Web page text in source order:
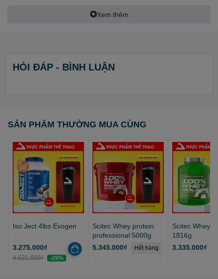
Có thể tăng giảm lượng bột và lượng nước tuỳ khẩu vị mỗi người.
Lưu ý:
Ăn Uống Đầy Đủ và tập luyện thể dục thể thao đều đặn,
Xem thêm
HỎI ĐÁP - BÌNH LUẬN
SẢN PHẨM THƯỜNG MUA CÙNG
Iso Ject 4lbs Evogen
3.275.000₫
4.621.000₫ -29%
Scitec Whey protein
professional 5000g
5.345.000₫
Hết hàng
Scitec Whey
1816g
3.335.000₫